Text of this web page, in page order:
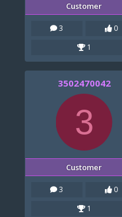
Customer
3
0
1
3502470042
3
Customer
3
0
1